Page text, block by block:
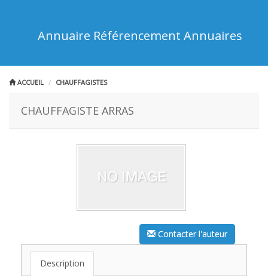
Annuaire Référencement Annuaires
ACCUEIL CHAUFFAGISTES
CHAUFFAGISTE ARRAS
Contacter l'auteur
Description